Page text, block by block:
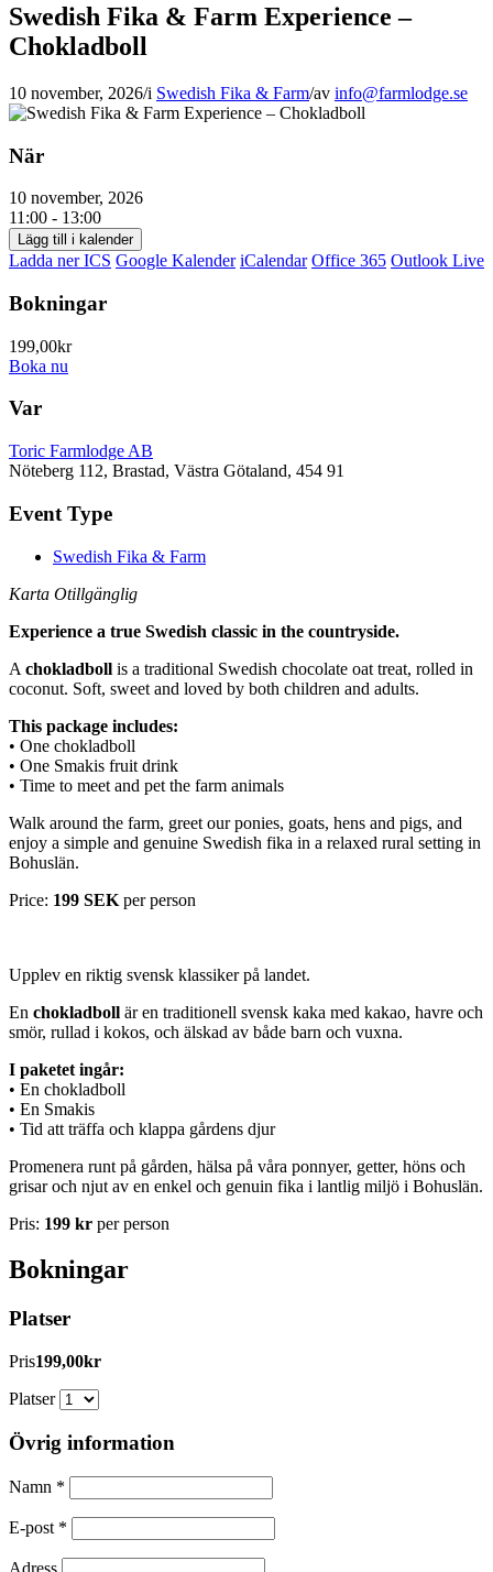
Swedish Fika & Farm Experience –
Chokladboll
10 november, 2026/i Swedish Fika & Farm/av info@farmlodge.se
När
10 november, 2026
11:00 - 13:00
Lägg till i kalender
Ladda ner ICS Google Kalender iCalendar Office 365 Outlook Live
Bokningar
199,00kr
Boka nu
Var
Toric Farmlodge AB
Nöteberg 112, Brastad, Västra Götaland, 454 91
Event Type
Swedish Fika & Farm
Karta Otillgänglig
Experience a true Swedish classic in the countryside.
A chokladboll is a traditional Swedish chocolate oat treat, rolled in
coconut. Soft, sweet and loved by both children and adults.
This package includes:
• One chokladboll
• One Smakis fruit drink
• Time to meet and pet the farm animals
Walk around the farm, greet our ponies, goats, hens and pigs, and
enjoy a simple and genuine Swedish fika in a relaxed rural setting in
Bohuslän.
Price: 199 SEK per person
Upplev en riktig svensk klassiker på landet.
En chokladboll är en traditionell svensk kaka med kakao, havre och
smör, rullad i kokos, och älskad av både barn och vuxna.
I paketet ingår:
• En chokladboll
• En Smakis
• Tid att träffa och klappa gårdens djur
Promenera runt på gården, hälsa på våra ponnyer, getter, höns och
grisar och njut av en enkel och genuin fika i lantlig miljö i Bohuslän.
Pris: 199 kr per person
Bokningar
Platser
Pris199,00kr
Platser
Övrig information
Namn *
E-post *
Adress